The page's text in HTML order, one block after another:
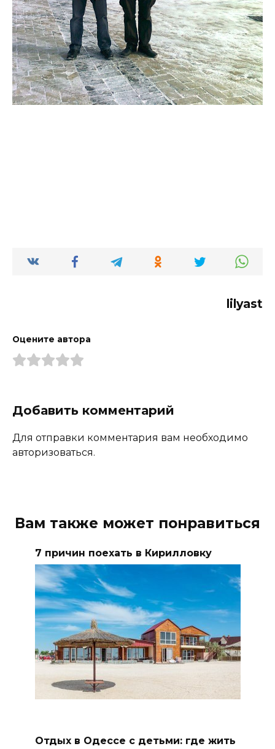
lilyast
Оцените автора
Добавить комментарий
Для отправки комментария вам необходимо
авторизоваться.
Вам также может понравиться
7 причин поехать в Кирилловку
Отдых в Одессе с детьми: где жить